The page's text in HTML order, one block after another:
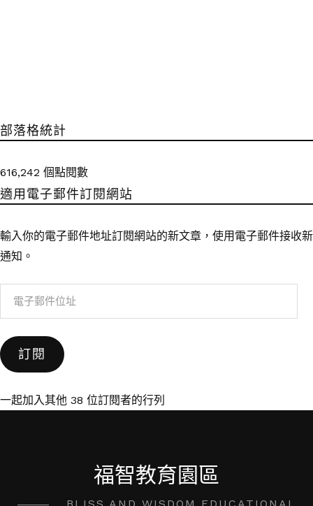
部落格統計
616,242 個點閱數
適用電子郵件訂閱網站
輸入你的電子郵件地址訂閱網站的新文章，使用電子郵件接收新
通知。
件
位
訂閱
一起加入其他 38 位訂閱者的行列
福智教育園區